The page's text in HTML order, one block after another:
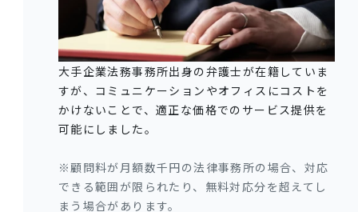
大手企業法務事務所出身の弁護士が在籍していま
すが、コミュニケーションやオフィスにコストを
かけないことで、適正な価格でのサービス提供を
可能にしました。
※顧問料が月額数千円の法律事務所の場合、対応
できる範囲が限られたり、無料対応分を超えてし
まう場合があります。